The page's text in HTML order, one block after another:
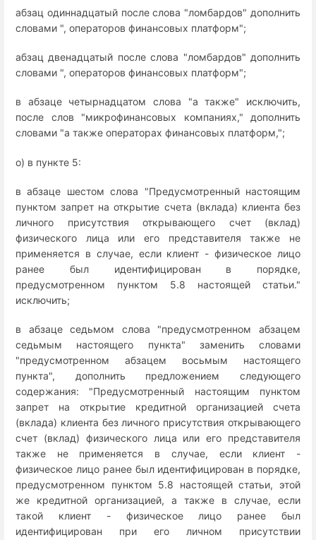
абзац одиннадцатый после слова "ломбардов" дополнить
словами ", операторов финансовых платформ";
абзац двенадцатый после слова "ломбардов" дополнить
словами ", операторов финансовых платформ";
в абзаце четырнадцатом слова "а также" исключить,
после слов "микрофинансовых компаниях," дополнить
словами "а также операторах финансовых платформ,";
о) в пункте 5:
в абзаце шестом слова "Предусмотренный настоящим
пунктом запрет на открытие счета (вклада) клиента без
личного присутствия открывающего счет (вклад)
физического лица или его представителя также не
применяется в случае, если клиент - физическое лицо
ранее был идентифицирован в порядке,
предусмотренном пунктом 5.8 настоящей статьи."
исключить;
в абзаце седьмом слова "предусмотренном абзацем
седьмым настоящего пункта" заменить словами
"предусмотренном абзацем восьмым настоящего
пункта", дополнить предложением следующего
содержания: "Предусмотренный настоящим пунктом
запрет на открытие кредитной организацией счета
(вклада) клиента без личного присутствия открывающего
счет (вклад) физического лица или его представителя
также не применяется в случае, если клиент -
физическое лицо ранее был идентифицирован в порядке,
предусмотренном пунктом 5.8 настоящей статьи, этой
же кредитной организацией, а также в случае, если
такой клиент - физическое лицо ранее был
идентифицирован при его личном присутствии